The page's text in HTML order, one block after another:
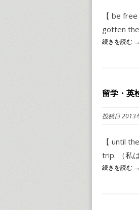
【 be
gotten
続きを読む →
留学・英
投稿日 2013
【 until
trip. （私
続きを読む →